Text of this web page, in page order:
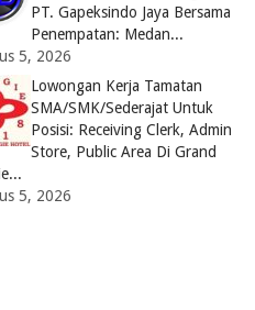
PT. Gapeksindo Jaya Bersama
Penempatan: Medan...
5, 2026
Lowongan Kerja Tamatan
SMA/SMK/Sederajat Untuk
Posisi: Receiving Clerk, Admin
Store, Public Area Di Grand
5, 2026